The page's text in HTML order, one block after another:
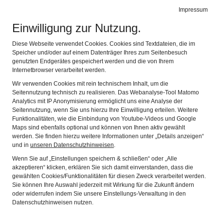
Impressum
Einwilligung zur Nutzung.
Diese Webseite verwendet Cookies. Cookies sind Textdateien, die im
Speicher und/oder auf einem Datenträger Ihres zum Seitenbesuch
genutzten Endgerätes gespeichert werden und die von Ihrem
Internetbrowser verarbeitet werden.
Wir verwenden Cookies mit rein technischem Inhalt, um die
Seitennutzung technisch zu realisieren. Das Webanalyse-Tool Matomo
Analytics mit IP Anonymisierung ermöglicht uns eine Analyse der
Seitennutzung, wenn Sie uns hierzu Ihre Einwilligung erteilen. Weitere
Funktionalitäten, wie die Einbindung von Youtube-Videos und Google
Maps sind ebenfalls optional und können von Ihnen aktiv gewählt
werden. Sie finden hierzu weitere Informationen unter „Details anzeigen“
und in unseren Datenschutzhinweisen.
Wenn Sie auf „Einstellungen speichern & schließen“ oder „Alle
akzeptieren“ klicken, erklären Sie sich damit einverstanden, dass die
gewählten Cookies/Funktionalitäten für diesen Zweck verarbeitet werden.
Sie können Ihre Auswahl jederzeit mit Wirkung für die Zukunft ändern
oder widerrufen indem Sie unsere Einstellungs-Verwaltung in den
Datenschutzhinweisen nutzen.
! An den Sonntagen im August bleibt der Museumsshop
Tickets erhalten Sie im Vorfeld des Besuchs auch
imOnlineshop
Öffnungszeiten